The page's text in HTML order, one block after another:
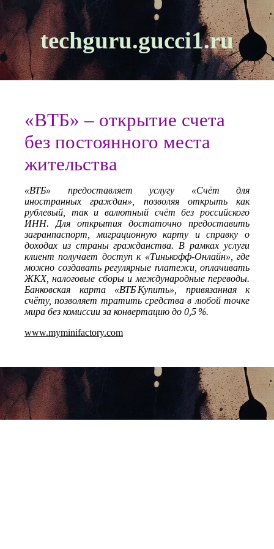
techguru.gucci1.ru
«ВТБ» – открытие счета
без постоянного места
жительства
«ВТБ» предоставляет услугу «Счёт для
иностранных граждан», позволяя открыть как
рублевый, так и валютный счёт без российского
ИНН. Для открытия достаточно предоставить
загранпаспорт, миграционную карту и справку о
доходах из страны гражданства. В рамках услуги
клиент получает доступ к «Тинькофф‑Онлайн», где
можно создавать регулярные платежи, оплачивать
ЖКХ, налоговые сборы и международные переводы.
Банковская карта «ВТБ Купить», привязанная к
счёту, позволяет тратить средства в любой точке
мира без комиссии за конвертацию до 0,5 %.
www.myminifactory.com